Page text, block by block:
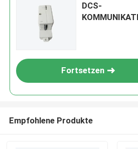
DCS-
Fortsetzen
Empfohlene Produkte